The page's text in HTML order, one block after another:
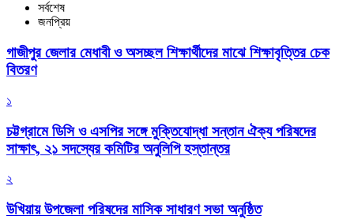
সর্বশেষ
জনপ্রিয়
গাজীপুর জেলার মেধাবী ও অসচ্ছল শিক্ষার্থীদের মাঝে শিক্ষাবৃত্তির চেক
বিতরণ
১
চট্টগ্রামে ডিসি ও এসপির সঙ্গে মুক্তিযোদ্ধা সন্তান ঐক্য পরিষদের
সাক্ষাৎ, ২১ সদস্যের কমিটির অনুলিপি হস্তান্তর
২
উখিয়ায় উপজেলা পরিষদের মাসিক সাধারণ সভা অনুষ্ঠিত